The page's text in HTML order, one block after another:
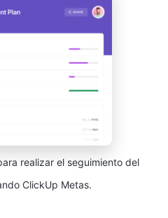
realizar el seguimiento del
ClickUp Metas.